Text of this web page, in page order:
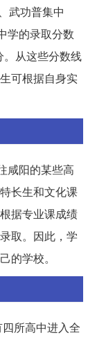
武功普集中
学的录取分数
从这些分数线
可根据自身实
咸阳的某些高
长生和文化课
据专业课成绩
取。因此，学
的学校。
所高中进入全